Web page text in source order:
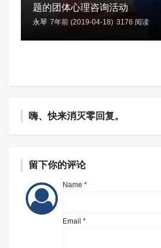
题的团体心理咨询活动
永琴 7年前 (2019-04-18) 3176 阅读
嗨、快来消灭零回复。
留下你的评论
Name *
Email *